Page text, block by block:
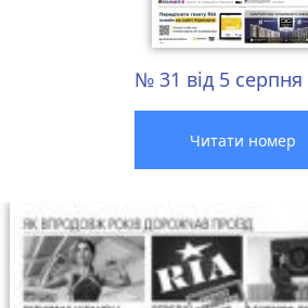
№ 31 від 5 серпня
Читати номер